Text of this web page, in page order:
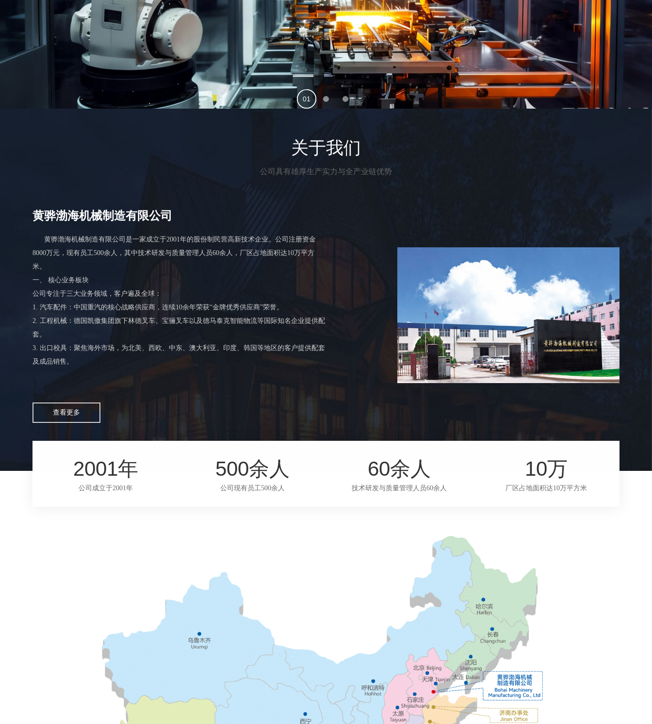
关于我们
公司具有雄厚生产实力与全产业链优势
黄骅渤海机械制造有限公司
黄骅渤海机械制造有限公司是一家成立于2001年的股份制民营高新技术企业。公司注册资金
8000万元，现有员工500余人，其中技术研发与质量管理人员60余人，厂区占地面积达10万平方
米。
一、 核心业务板块
公司专注于三大业务领域，客户遍及全球：
1. 汽车配件：中国重汽的核心战略供应商，连续10余年荣获“金牌优秀供应商”荣誉。
2. 工程机械：德国凯傲集团旗下林德叉车、宝骊叉车以及德马泰克智能物流等国际知名企业提供配
套。
3. 出口校具：聚焦海外市场，为北美、西欧、中东、澳大利亚、印度、韩国等地区的客户提供配套
及成品销售。
查看更多
2001年
公司成立于2001年
500余人
公司现有员工500余人
60余人
技术研发与质量管理人员60余人
10万
厂区占地面积达10万平方米